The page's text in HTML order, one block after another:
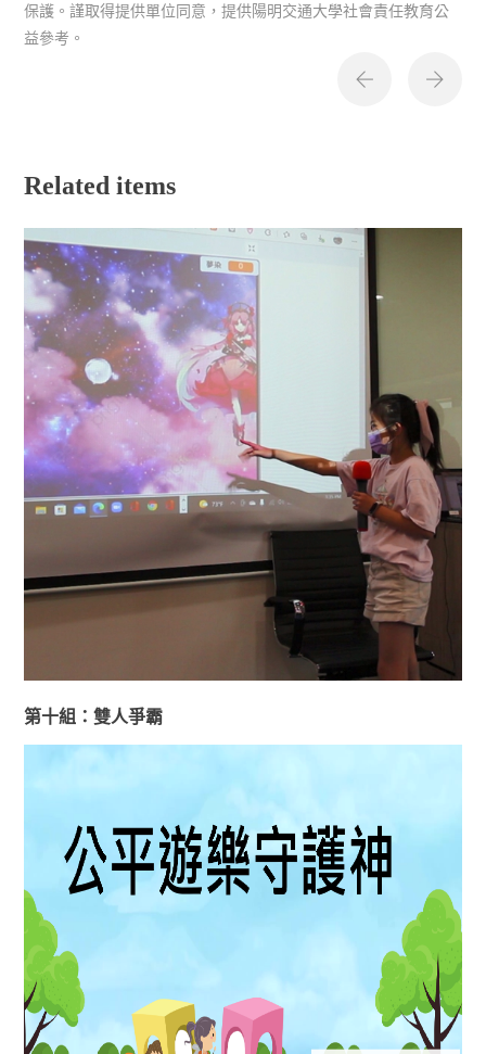
保護。謹取得提供單位同意，提供陽明交通大學社會責任教育公
益參考。
Related items
第十組：雙人爭霸